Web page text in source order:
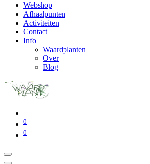
Webshop
Afhaalpunten
Activiteiten
Contact
Info
Waardplanten
Over
Blog
0
0